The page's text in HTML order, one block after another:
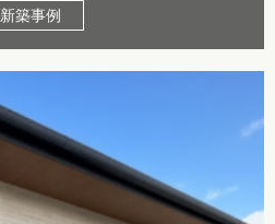
新築事例